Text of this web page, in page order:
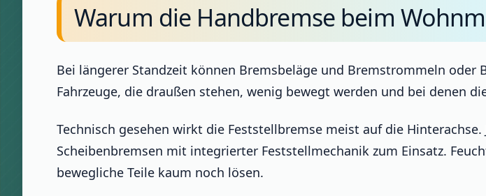
Warum die Handbremse beim
Bei längerer Standzeit können Bremsbeläge und Bremstrommeln
Fahrzeuge, die draußen stehen, wenig bewegt werden und bei denen
Technisch gesehen wirkt die Feststellbremse meist auf die
Scheibenbremsen mit integrierter Feststellmechanik zum Einsatz.
bewegliche Teile kaum noch lösen.